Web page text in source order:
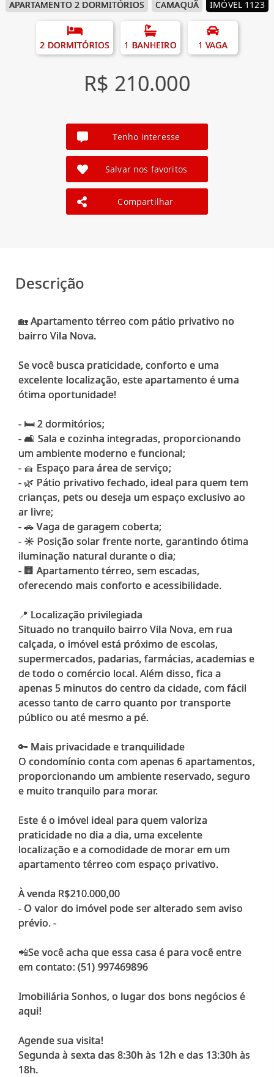
APARTAMENTO 2 DORMITÓRIOS CAMAQUÃ IMÓVEL 1123
2 DORMITÓRIOS 1 BANHEIRO 1 VAGA
R$ 210.000
Tenho interesse
Salvar nos favoritos
Compartilhar
Descrição
🏡 Apartamento térreo com pátio privativo no
bairro Vila Nova.
Se você busca praticidade, conforto e uma
excelente localização, este apartamento é uma
ótima oportunidade!
- 🛏️ 2 dormitórios;
- 🛋️ Sala e cozinha integradas, proporcionando
um ambiente moderno e funcional;
- 🧺 Espaço para área de serviço;
- 🌿 Pátio privativo fechado, ideal para quem tem
crianças, pets ou deseja um espaço exclusivo ao
ar livre;
- 🚗 Vaga de garagem coberta;
- ☀️ Posição solar frente norte, garantindo ótima
iluminação natural durante o dia;
- 🏢 Apartamento térreo, sem escadas,
oferecendo mais conforto e acessibilidade.
📍 Localização privilegiada
Situado no tranquilo bairro Vila Nova, em rua
calçada, o imóvel está próximo de escolas,
supermercados, padarias, farmácias, academias e
de todo o comércio local. Além disso, fica a
apenas 5 minutos do centro da cidade, com fácil
acesso tanto de carro quanto por transporte
público ou até mesmo a pé.
🔑 Mais privacidade e tranquilidade
O condomínio conta com apenas 6 apartamentos,
proporcionando um ambiente reservado, seguro
e muito tranquilo para morar.
Este é o imóvel ideal para quem valoriza
praticidade no dia a dia, uma excelente
localização e a comodidade de morar em um
apartamento térreo com espaço privativo.
À venda R$210.000,00
- O valor do imóvel pode ser alterado sem aviso
prévio. -
📲Se você acha que essa casa é para você entre
em contato: (51) 997469896
Imobiliária Sonhos, o lugar dos bons negócios é
aqui!
Agende sua visita!
Segunda à sexta das 8:30h às 12h e das 13:30h às
18h.